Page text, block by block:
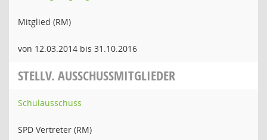
Mitglied (RM)
von 12.03.2014 bis 31.10.2016
STELLV. AUSSCHUSSMITGLIEDER
Schulausschuss
SPD Vertreter (RM)